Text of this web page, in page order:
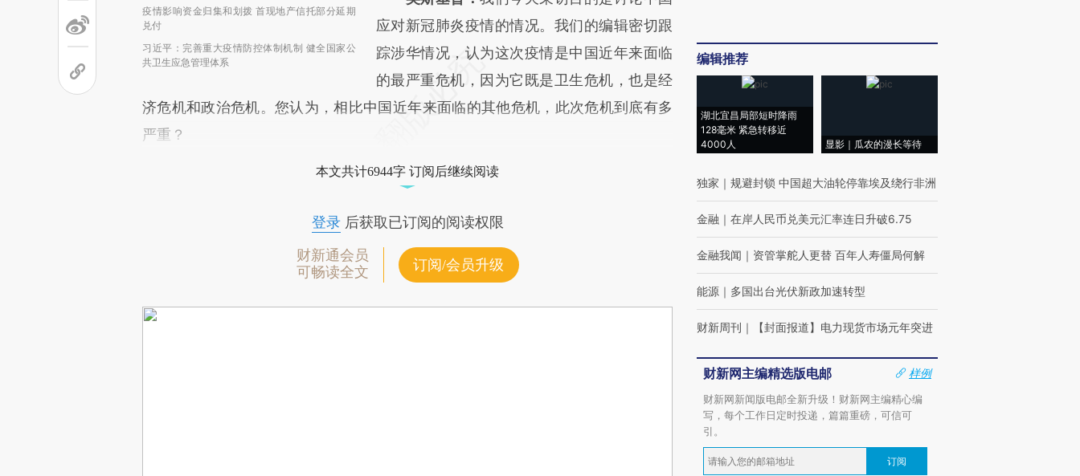
疫情影响资金归集和划拨 首现地产信托部分延期
兑付
习近平：完善重大疫情防控体制机制 健全国家公
共卫生应急管理体系
应对新冠肺炎疫情的情况。我们的编辑密切跟
踪涉华情况，认为这次疫情是中国近年来面临
的最严重危机，因为它既是卫生危机，也是经
济危机和政治危机。您认为，相比中国近年来面临的其他危机，此次危机到底有多
严重？
本文共计6944字 订阅后继续阅读
登录后获取已订阅的阅读权限
财新通会员
可畅读全文
订阅/会员升级
编辑推荐
湖北宜昌局部短时降雨
128毫米 紧急转移近
4000人
显影｜瓜农的漫长等待
独家 ｜ 规避封锁 中国超大油轮停靠埃及绕行非洲
金融 ｜ 在岸人民币兑美元汇率连日升破6.75
金融我闻 ｜ 资管掌舵人更替 百年人寿僵局何解
能源 ｜ 多国出台光伏新政加速转型
财新周刊 ｜ 【封面报道】电力现货市场元年突进
财新网主编精选版电邮
样例
财新网新闻版电邮全新升级！财新网主编精心编
写，每个工作日定时投递，篇篇重磅，可信可
引。
订阅